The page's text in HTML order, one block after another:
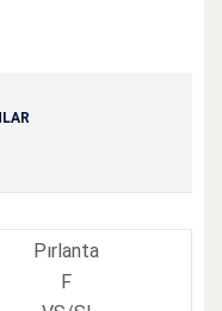
Pırlanta
F